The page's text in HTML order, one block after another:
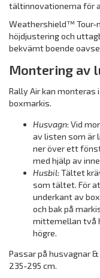
tältinnovationerna för
Weathershield™ Tour-
höjdjustering och
bekvämt boende
Montering av
Rally Air kan monteras
boxmarkis.
Husvagn: Vid
av listen som är
ner över ett
med hjälp av
Husbil: Tältet
som tältet. För
underkant av
och bak på
mittemellan två
högre.
Passar på husvagnar
235-295 cm.